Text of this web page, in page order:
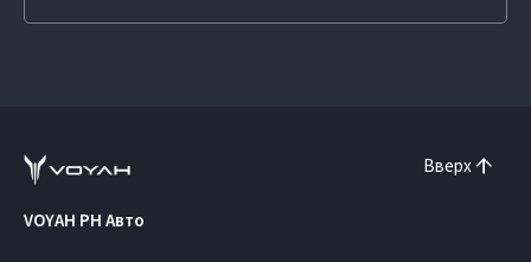
Вверх
VOYAH РН Авто